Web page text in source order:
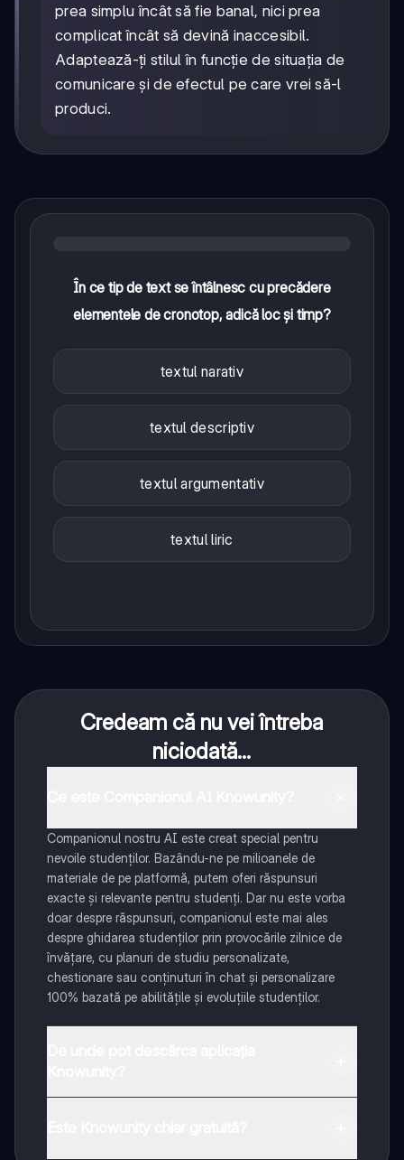
prea simplu încât să fie banal, nici prea
complicat încât să devină inaccesibil.
Adaptează-ți stilul în funcție de situația de
comunicare și de efectul pe care vrei să-l
produci.
În ce tip de text se întâlnesc cu precădere
elementele de cronotop, adică loc și timp?
textul narativ
textul descriptiv
textul argumentativ
textul liric
Credeam că nu vei întreba
niciodată...
Companionul nostru AI este creat special pentru
nevoile studenților. Bazându-ne pe milioanele de
materiale de pe platformă, putem oferi răspunsuri
exacte și relevante pentru studenți. Dar nu este vorba
doar despre răspunsuri, companionul este mai ales
despre ghidarea studenților prin provocările zilnice de
învățare, cu planuri de studiu personalizate,
chestionare sau conținuturi în chat și personalizare
100% bazată pe abilitățile și evoluțiile studenților.